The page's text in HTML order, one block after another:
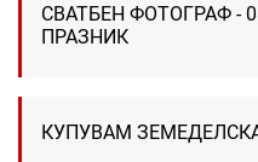
СВАТБЕН ФОТОГРАФ -
ПРАЗНИК
КУПУВАМ